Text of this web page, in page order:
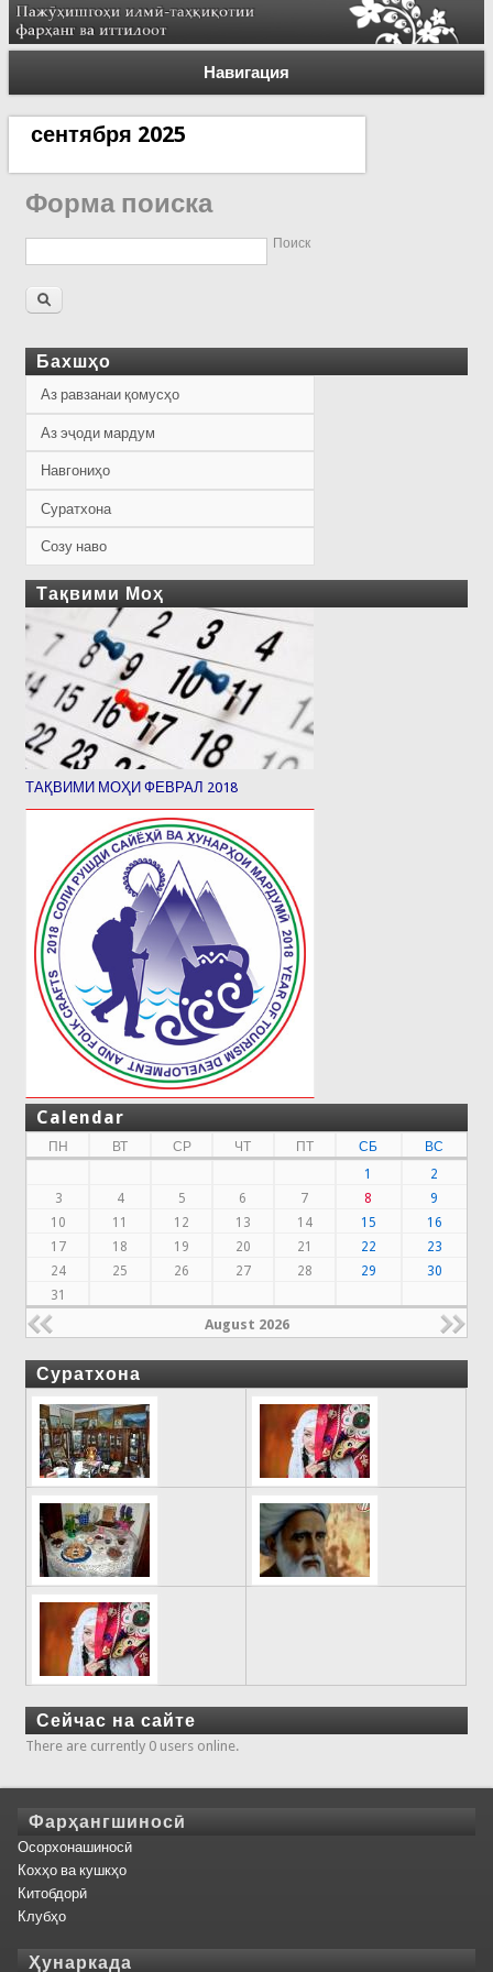
Навигация
сентября 2025
Форма поиска
Поиск
Бахшҳо
Аз равзанаи қомусҳо
Аз эҷоди мардум
Навгониҳо
Суратхона
Созу наво
Тақвими Моҳ
ТАҚВИМИ МОҲИ ФЕВРАЛ 2018
Calendar
ПН ВТ СР ЧТ ПТ СБ
ВС
1
2
3
4 5 6 7 8
9
10
11 12 13 14 15
16
17
18 19 20 21 22
23
24
25 26 27 28 29
30
31
August 2026
Суратхона
Сейчас на сайте
There are currently 0 users online.
Фарҳангшиносӣ
Осорхонашиносӣ
Кохҳо ва кушкҳо
Китобдорӣ
Клубҳо
Ҳунаркада